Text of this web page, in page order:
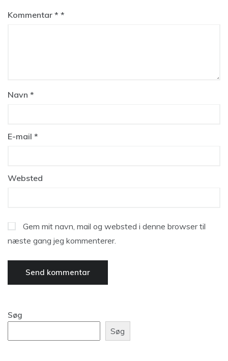
Kommentar *
Navn *
E-mail *
Websted
Gem mit navn, mail og websted i denne browser til
næste gang jeg kommenterer.
Søg
Søg